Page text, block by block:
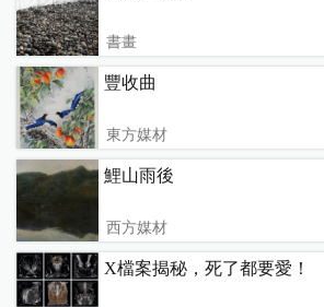
書畫
豐收曲
東方媒材
鯉山雨後
西方媒材
X檔案揭秘，死了都要愛！